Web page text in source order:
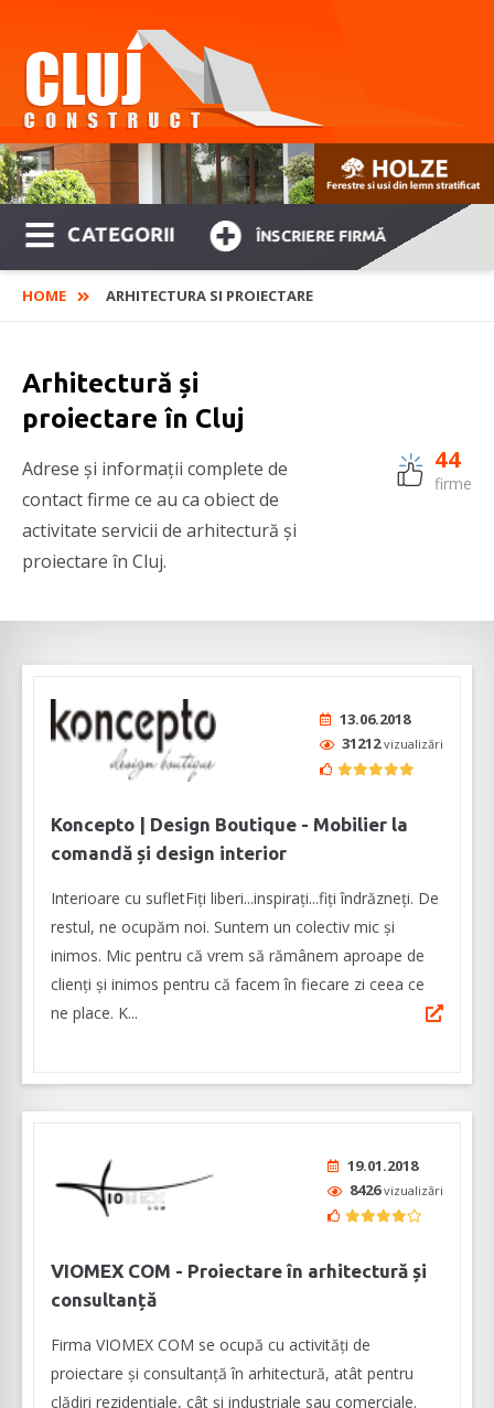
CATEGORII ÎNSCRIERE FIRMĂ
HOME ARHITECTURA SI PROIECTARE
Arhitectură și
proiectare în Cluj
Adrese și informații complete de
contact firme ce au ca obiect de
activitate servicii de arhitectură și
proiectare în Cluj.
44
firme
13.06.2018
31212vizualizări
Koncepto | Design Boutique - Mobilier la
comandă și design interior
Interioare cu sufletFiți liberi...inspirați...fiți îndrăzneți. De
restul, ne ocupăm noi. Suntem un colectiv mic și
inimos. Mic pentru că vrem să rămânem aproape de
clienți și inimos pentru că facem în fiecare zi ceea ce
ne place. K...
19.01.2018
8426vizualizări
VIOMEX COM - Proiectare în arhitectură și
consultanță
Firma VIOMEX COM se ocupă cu activități de
proiectare și consultanță în arhitectură, atât pentru
clădiri rezidențiale, cât și industriale sau comerciale.